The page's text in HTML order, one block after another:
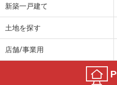
新築一戸建て
土地を探す
店舗/事業用